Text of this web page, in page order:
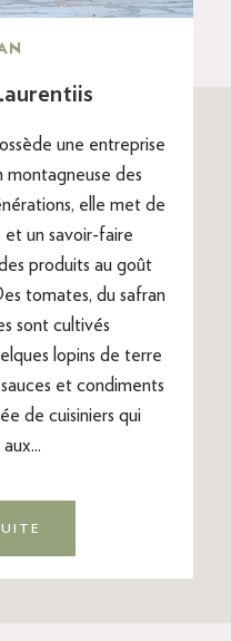
une entreprise
montagneuse des
elle met de
et un savoir-faire
produits au goût
tomates, du safran
sont cultivés
lopins de terre
et condiments
de cuisiniers qui